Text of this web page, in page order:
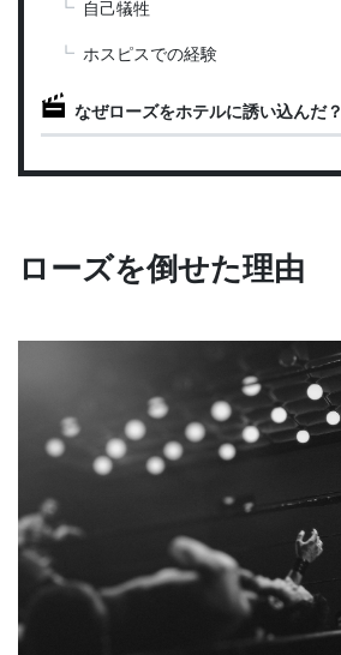
自己犠牲
ホスピスでの経験
なぜローズをホテルに誘い込んだ？
ローズを倒せた理由